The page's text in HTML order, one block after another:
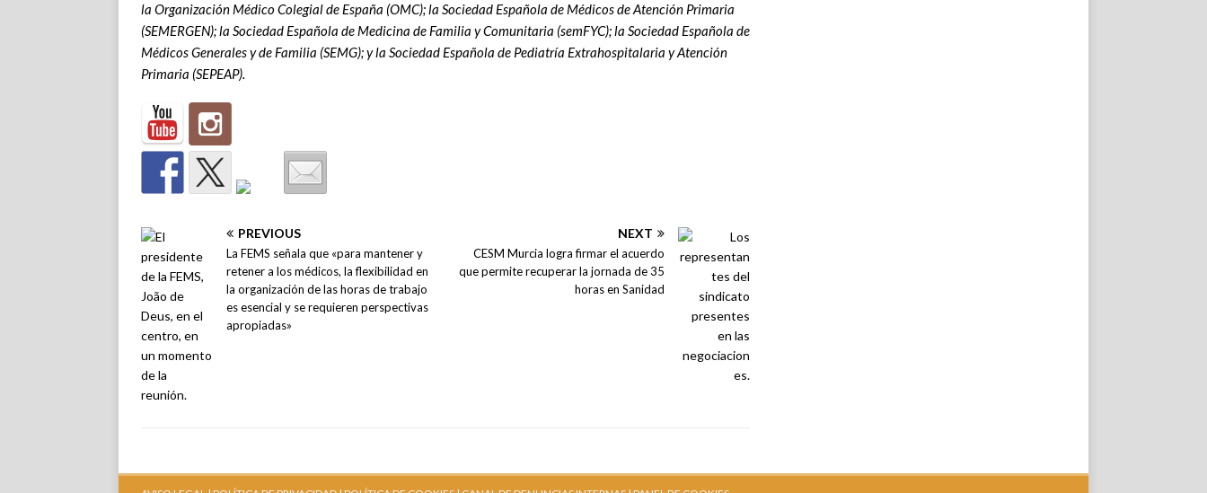
la Organización Médico Colegial de España (OMC); la Sociedad Española de Médicos de Atención Primaria
(SEMERGEN); la Sociedad Española de Medicina de Familia y Comunitaria (semFYC); la Sociedad Española de
Médicos Generales y de Familia (SEMG); y la Sociedad Española de Pediatría Extrahospitalaria y Atención
Primaria (SEPEAP).
PREVIOUS
La FEMS señala que «para mantener y
retener a los médicos, la flexibilidad en
la organización de las horas de trabajo
es esencial y se requieren perspectivas
apropiadas»
NEXT
CESM Murcia logra firmar el acuerdo
que permite recuperar la jornada de 35
horas en Sanidad